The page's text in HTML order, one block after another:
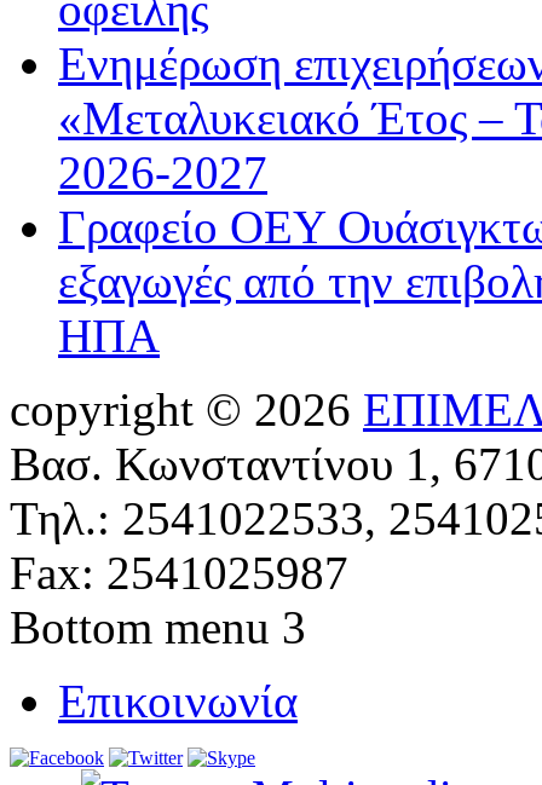
Ενημέρωση
«Μεταλυκειακό Έτος –
2026-2027
Γραφείο ΟΕΥ
εξαγωγές από την
ΗΠΑ
copyright © 2026
Βασ. Κωνσταντίνου 1,
Τηλ.: 2541022533,
Fax: 2541025987
Bottom menu 3
Επικοινωνία